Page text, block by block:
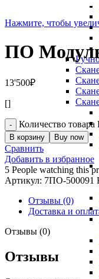
Нажмите, чтобы
ПО Модуль
13'500₽
[]
Количество
В корзину Buy now
Сравнить
Добавить в избранное
5 People watching this
Артикул: 7ПО-500091
Отзывы (0)
Доставка и
Отзывы (0)
Отзывы